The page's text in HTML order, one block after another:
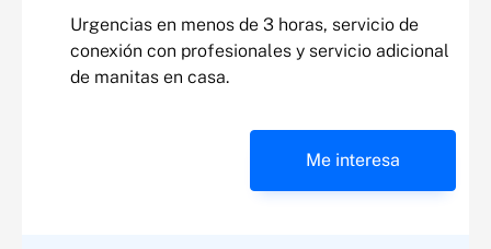
Urgencias en menos de 3 horas, servicio de
conexión con profesionales y servicio adicional
de manitas en casa.
Me interesa